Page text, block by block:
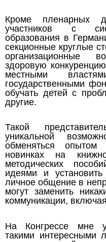
Кроме пленарных
участников с
образования в
секционные круглые
организационные
здоровую
местными
государственными
обучать детей с
другие.
Такой
уникальной
обменяться
новинках на
методических
идеями и
личное общение в
могут заменить
коммуникации,
На Конгрессе мне
такими интересными